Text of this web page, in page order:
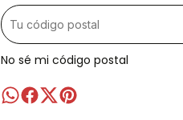
No sé mi código postal